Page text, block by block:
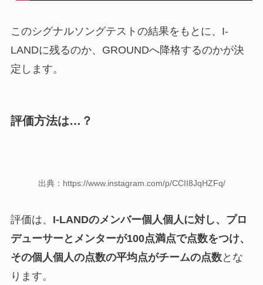
このシグナルソングテストの結果をもとに、I-
LANDに残るのか、GROUNDへ降格するのかが決
定します。
評価方法は…？
出典：https://www.instagram.com/p/CCII8JqHZFq/
評価は、 I-LANDのメンバー個人個人に対し、プロ
デューサーとメンターが100点満点で点数をつけ、
その個人個人の点数の平均点がチームの点数とな
ります。